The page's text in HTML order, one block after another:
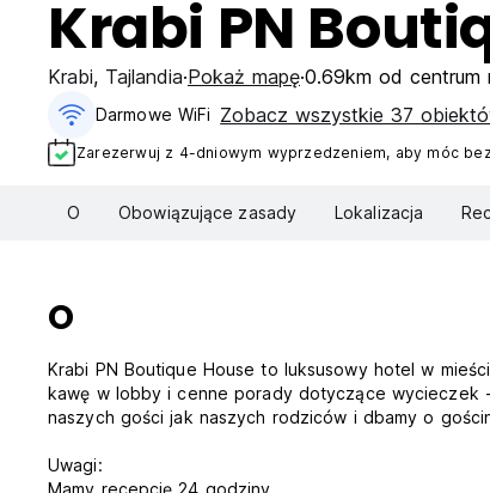
Krabi PN
Krabi, Tajlandia Pokaż mapę 0.69km od centrum
Darmowe WiFi Zobacz wszystkie 37
Zarezerwuj z 4-dniowym wyprzedzeniem, aby móc
O Obowiązujące zasady Lokalizacja
O
Krabi PN Boutique House to luksusowy hotel w
kawę w lobby i cenne porady dotyczące wycieczek
naszych gości jak naszych rodziców i dbamy o
Uwagi:
Mamy recepcję 24 godziny.